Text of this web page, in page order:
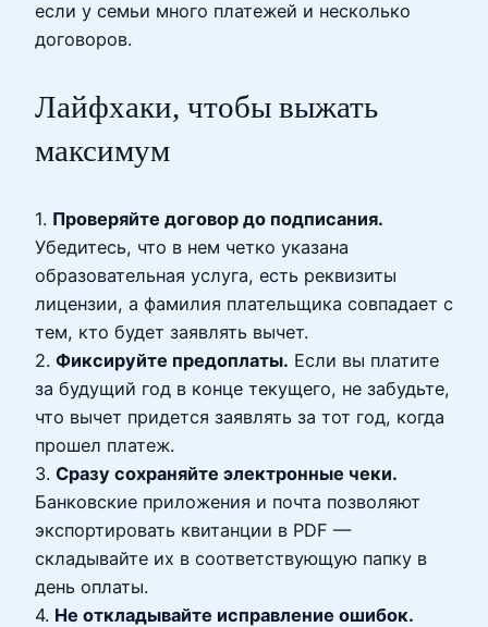
если у семьи много платежей и несколько
договоров.
Лайфхаки, чтобы выжать
максимум
1. Проверяйте договор до подписания.
Убедитесь, что в нем четко указана
образовательная услуга, есть реквизиты
лицензии, а фамилия плательщика совпадает с
тем, кто будет заявлять вычет.
2. Фиксируйте предоплаты. Если вы платите
за будущий год в конце текущего, не забудьте,
что вычет придется заявлять за тот год, когда
прошел платеж.
3. Сразу сохраняйте электронные чеки.
Банковские приложения и почта позволяют
экспортировать квитанции в PDF —
складывайте их в соответствующую папку в
день оплаты.
4. Не откладывайте исправление ошибок.